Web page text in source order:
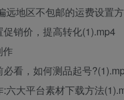
远地区不包邮的运费设置
促销价，提高转化(1).mp4
作
必看，如何测品起号
:六大平台素材下载方法